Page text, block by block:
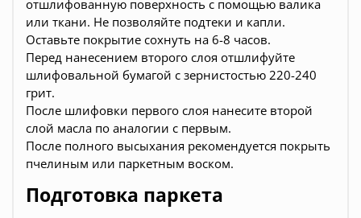
отшлифованную поверхность с помощью валика
или ткани. Не позволяйте подтеки и капли.
Оставьте покрытие сохнуть на 6-8 часов.
Перед нанесением второго слоя отшлифуйте
шлифовальной бумагой с зернистостью 220-240
грит.
После шлифовки первого слоя нанесите второй
слой масла по аналогии с первым.
После полного высыхания рекомендуется покрыть
пчелиным или паркетным воском.
Подготовка паркета